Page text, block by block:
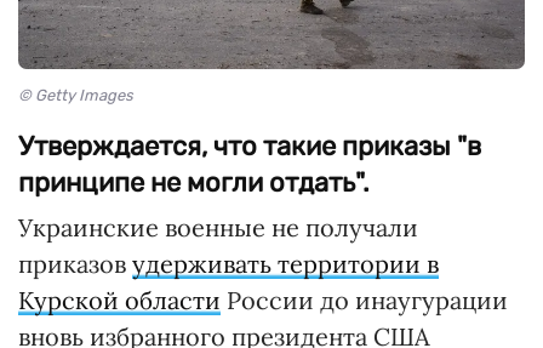
© Getty Images
Утверждается, что такие приказы "в
принципе не могли отдать".
Украинские военные не получали
приказов удерживать территории в
Курской области России до инаугурации
вновь избранного президента США